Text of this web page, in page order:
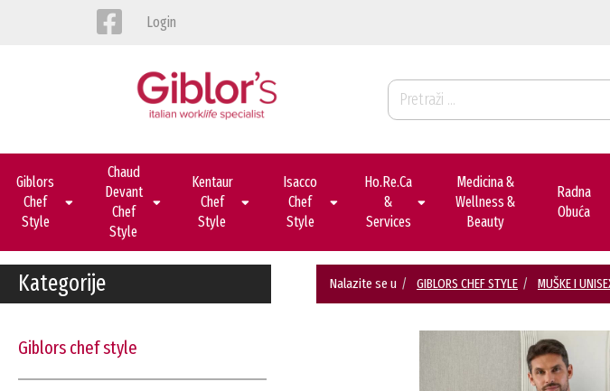
Login
Giblors
Chef
Style
Chaud
Devant
Chef
Style
Kentaur
Chef
Style
Isacco
Chef
Style
Ho.re.ca
&
Services
Medicina &
Wellness &
Beauty
Radna
Obuća
Kategorije
giblors chef style
Nalazite se u GIBLORS CHEF STYLE MUŠKE I